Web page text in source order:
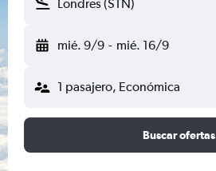
Londres (STN)
mié. 9/9 - mié. 16/9
1 pasajero, Económica
Buscar ofertas